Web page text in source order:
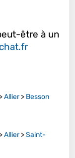
être à un
>Allier> Besson
>Allier>Saint-